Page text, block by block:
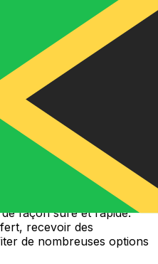
avec Xe
façon sûre et rapide.
recevoir des
de nombreuses options